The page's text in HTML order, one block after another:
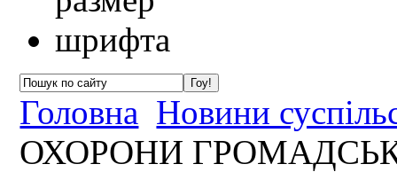
Головна Новини
ОХОРОНИ